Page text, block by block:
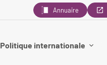
Annuaire
Politique internationale